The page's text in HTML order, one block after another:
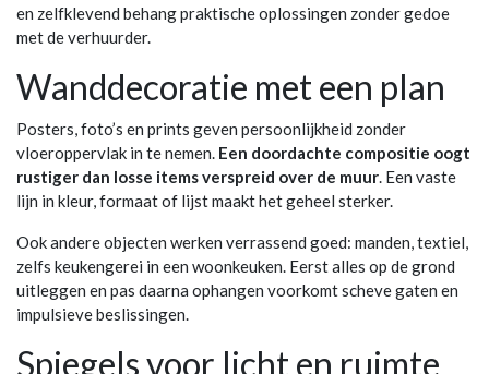
en zelfklevend behang praktische oplossingen zonder gedoe
met de verhuurder.
Wanddecoratie met een plan
Posters, foto’s en prints geven persoonlijkheid zonder
vloeroppervlak in te nemen. Een doordachte compositie oogt
rustiger dan losse items verspreid over de muur. Een vaste
lijn in kleur, formaat of lijst maakt het geheel sterker.
Ook andere objecten werken verrassend goed: manden, textiel,
zelfs keukengerei in een woonkeuken. Eerst alles op de grond
uitleggen en pas daarna ophangen voorkomt scheve gaten en
impulsieve beslissingen.
Spiegels voor licht en ruimte